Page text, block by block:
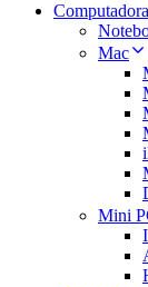
Mac
Mini